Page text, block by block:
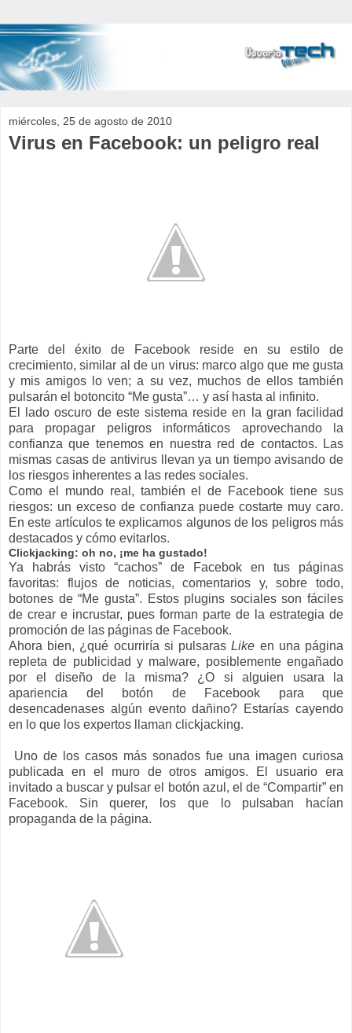
miércoles, 25 de agosto de 2010
Virus en Facebook: un peligro real
Parte del éxito de Facebook reside en su estilo de
crecimiento, similar al de un virus: marco algo que me gusta
y mis amigos lo ven; a su vez, muchos de ellos también
pulsarán el botoncito “Me gusta”… y así hasta al infinito.
El lado oscuro de este sistema reside en la gran facilidad
para propagar peligros informáticos aprovechando la
confianza que tenemos en nuestra red de contactos. Las
mismas casas de antivirus llevan ya un tiempo avisando de
los riesgos inherentes a las redes sociales.
Como el mundo real, también el de Facebook tiene sus
riesgos: un exceso de confianza puede costarte muy caro.
En este artículos te explicamos algunos de los peligros más
destacados y cómo evitarlos.
Clickjacking: oh no, ¡me ha gustado!
Ya habrás visto “cachos” de Facebok en tus páginas
favoritas: flujos de noticias, comentarios y, sobre todo,
botones de “Me gusta”. Estos plugins sociales son fáciles
de crear e incrustar, pues forman parte de la estrategia de
promoción de las páginas de Facebook.
Ahora bien, ¿qué ocurriría si pulsarasLike en una página
repleta de publicidad y malware, posiblemente engañado
por el diseño de la misma? ¿O si alguien usara la
apariencia del botón de Facebook para que
desencadenases algún evento dañino? Estarías cayendo
en lo que los expertos llaman clickjacking.
Uno de los casos más sonados fue una imagen curiosa
publicada en el muro de otros amigos. El usuario era
invitado a buscar y pulsar el botón azul, el de “Compartir” en
Facebook. Sin querer, los que lo pulsaban hacían
propaganda de la página.